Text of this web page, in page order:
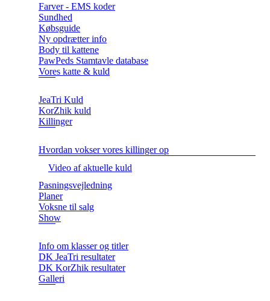
Farver - EMS koder
Sundhed
Købsguide
Ny opdrætter info
Body til kattene
PawPeds Stamtavle database
Vores katte & kuld
JeaTri Kuld
KorZhik kuld
Killinger
Hvordan vokser vores killinger op
Video af aktuelle kuld
Pasningsvejledning
Planer
Voksne til salg
Show
Info om klasser og titler
DK JeaTri resultater
DK KorZhik resultater
Galleri